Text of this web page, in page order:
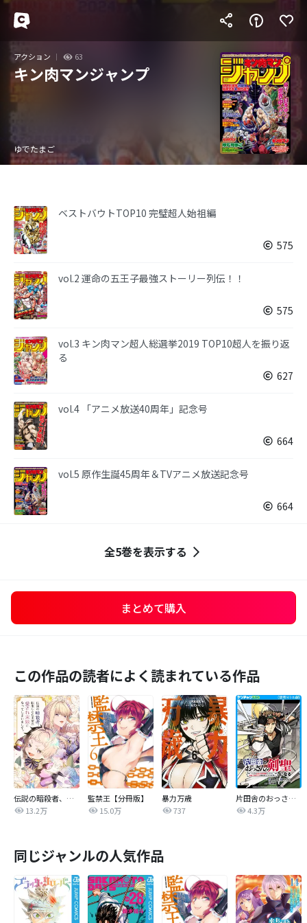
アクション 63
キン肉マンジャンプ
ゆでたまご
ベストバウトTOP10 完璧超人始祖編
575
vol.2 運命の五王子最強ストーリー列伝！！
575
vol.3 キン肉マン超人総選挙2019 TOP10超人を振り返
る
627
vol.4 「アニメ放送40周年」記念号
664
vol.5 原作生誕45周年＆TVアニメ放送記念号
664
全5巻を表示する
まとめて購入
この作品の読者によく読まれている作品
伝説の暗殺者、転生したら王家の愛され末娘になってしまいまして。【タテヨミ】
13.2万
監禁王【分冊版】
15.0万
暴力万歳
737
片田舎のおっさん、剣聖になる～ただの田舎の剣術師範だったのに、大成した弟子たちが俺を放ってくれない件～(話売り)
4.3万
同じジャンルの人気作品